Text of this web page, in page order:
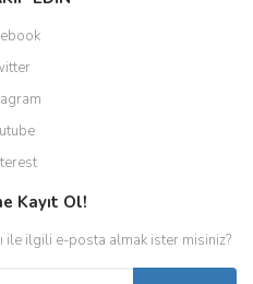
Kayıt Ol!
ile ilgili e-posta almak ister misiniz?